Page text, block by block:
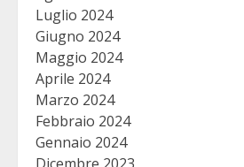
Luglio 2024
Giugno 2024
Maggio 2024
Aprile 2024
Marzo 2024
Febbraio 2024
Gennaio 2024